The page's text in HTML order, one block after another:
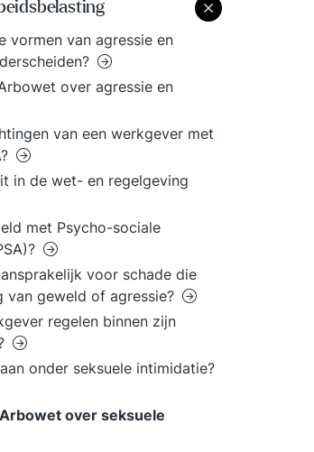
vormen van agressie en
over agressie en
van een werkgever met
in de wet- en regelgeving
met Psycho-sociale
voor schade die
van geweld of agressie?
regelen binnen zijn
onder seksuele intimidatie?
over seksuele